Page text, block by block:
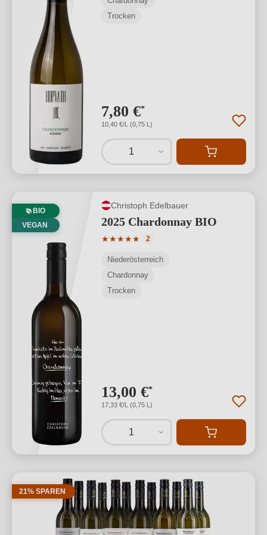
Trocken
7,80 €*
10,40 €/L (0,75 L)
1
BIO
VEGAN
Christoph Edelbauer
2025 Chardonnay BIO
★★★★★
Durchschnittliche Bewertung von 5
2
Niederösterreich
Chardonnay
Trocken
13,00 €*
17,33 €/L (0,75 L)
1
21% SPAREN